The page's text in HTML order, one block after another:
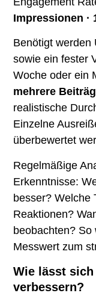
Impressionen ·
Benötigt werden
sowie ein fester
Woche oder ein
mehrere
realistische
Einzelne
überbewertet
Regelmäßige
Erkenntnisse:
besser? Welche
Reaktionen?
beobachten? So
Messwert zum
Wie lässt sich
verbessern?